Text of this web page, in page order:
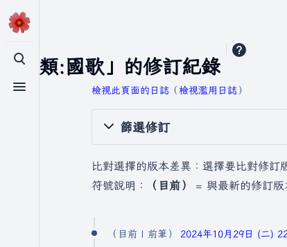
切換搜尋
切換選單
「分類:國歌」的修訂紀錄
檢視此頁面的日誌 ​（檢視濫用日誌）
篩選修訂
比對選擇的版本差異：選擇要比對修訂
符號說明：
（目前） = 與最新的修訂版
2
目前 前筆 2024年10月29日 (二)